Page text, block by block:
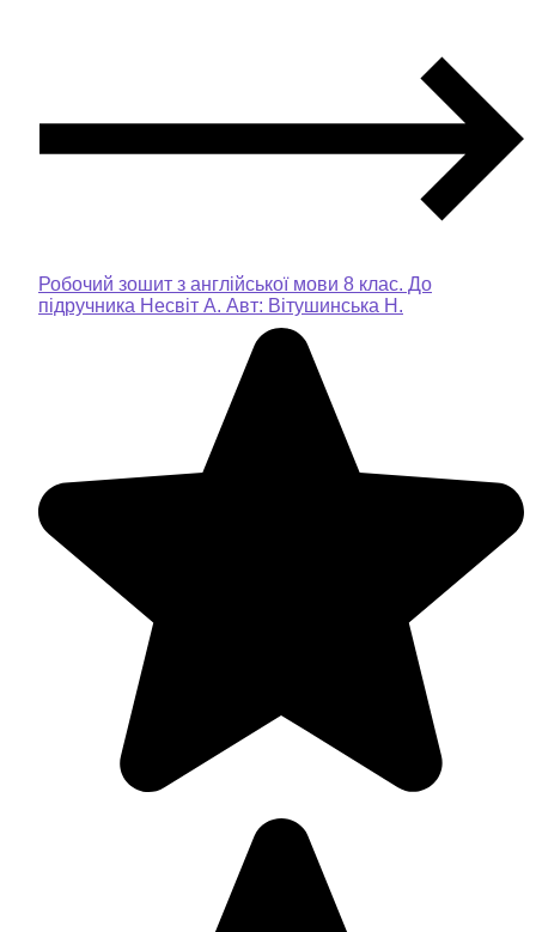
Робочий зошит з англійської мови 8 клас. До
підручника Несвіт А. Авт: Вітушинська Н.